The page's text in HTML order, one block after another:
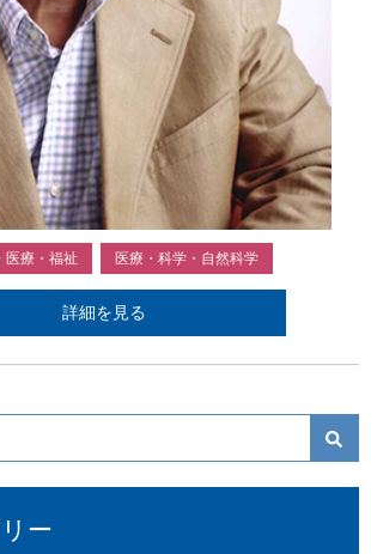
医療・福祉 医療・科学・自然科学
詳細を見る
ー